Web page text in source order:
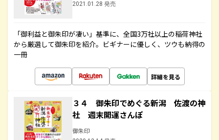
2021.01.28 発売
「御利益と御朱印が凄い」基準に、全国3万社以上の稲荷神社
から厳選して御朱印を紹介。ビギナーに優しく、ツウも納得の
一冊
詳細を見る
３４ 御朱印でめぐる新潟 佐渡の神
社 週末開運さんぽ
御朱印